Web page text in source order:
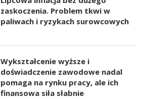
zaskoczenia. Problem tkwi w
paliwach i ryzykach surowcowych
Wykształcenie wyższe i
doświadczenie zawodowe nadal
pomaga na rynku pracy, ale ich
finansowa siła słabnie